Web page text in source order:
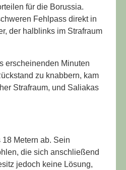
für die Borussia.
Fehlpass direkt in
der halblinks im Strafraum
erscheinenden Minuten
zu knabbern, kam
Strafraum, und Saliakas
Metern ab. Sein
die sich anschließend
jedoch keine Lösung,